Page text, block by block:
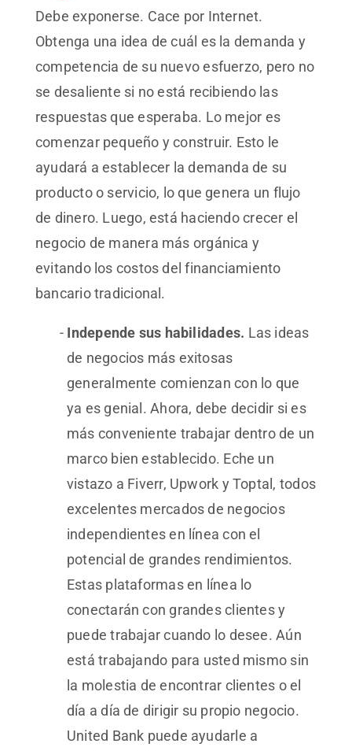
Debe exponerse. Cace por Internet.
Obtenga una idea de cuál es la demanda y
competencia de su nuevo esfuerzo, pero no
se desaliente si no está recibiendo las
respuestas que esperaba. Lo mejor es
comenzar pequeño y construir. Esto le
ayudará a establecer la demanda de su
producto o servicio, lo que genera un flujo
de dinero. Luego, está haciendo crecer el
negocio de manera más orgánica y
evitando los costos del financiamiento
bancario tradicional.
Independe sus habilidades. Las ideas
de negocios más exitosas
generalmente comienzan con lo que
ya es genial. Ahora, debe decidir si es
más conveniente trabajar dentro de un
marco bien establecido. Eche un
vistazo a Fiverr, Upwork y Toptal, todos
excelentes mercados de negocios
independientes en línea con el
potencial de grandes rendimientos.
Estas plataformas en línea lo
conectarán con grandes clientes y
puede trabajar cuando lo desee. Aún
está trabajando para usted mismo sin
la molestia de encontrar clientes o el
día a día de dirigir su propio negocio.
United Bank puede ayudarle a